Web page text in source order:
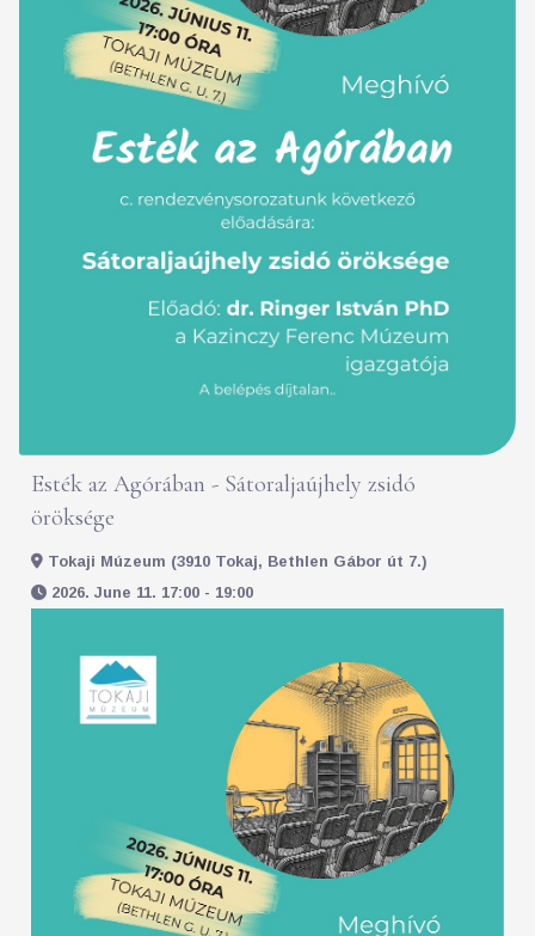
Esték az Agórában - Sátoraljaújhely zsidó
öröksége
Tokaji Múzeum (3910 Tokaj, Bethlen Gábor út 7.)
2026. June 11. 17:00 - 19:00